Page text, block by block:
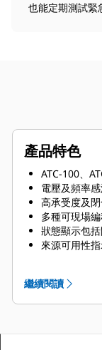
也能定期測試緊
產品特色
ATC-100、
電壓及頻率
高承受度及
多種可現場
狀態顯示包
來源可用性
可編程廠房模
系統測試按鈕
雙投式的機
繼續閱讀